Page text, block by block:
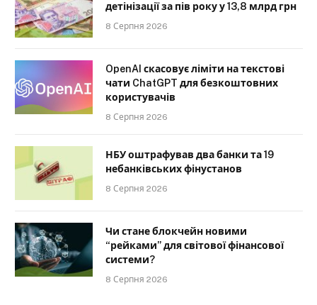
детінізації за пів року у 13,8 млрд грн
8 Серпня 2026
OpenAI скасовує ліміти на текстові
чати ChatGPT для безкоштовних
користувачів
8 Серпня 2026
НБУ оштрафував два банки та 19
небанківських фінустанов
8 Серпня 2026
Чи стане блокчейн новими
“рейками” для світової фінансової
системи?
8 Серпня 2026